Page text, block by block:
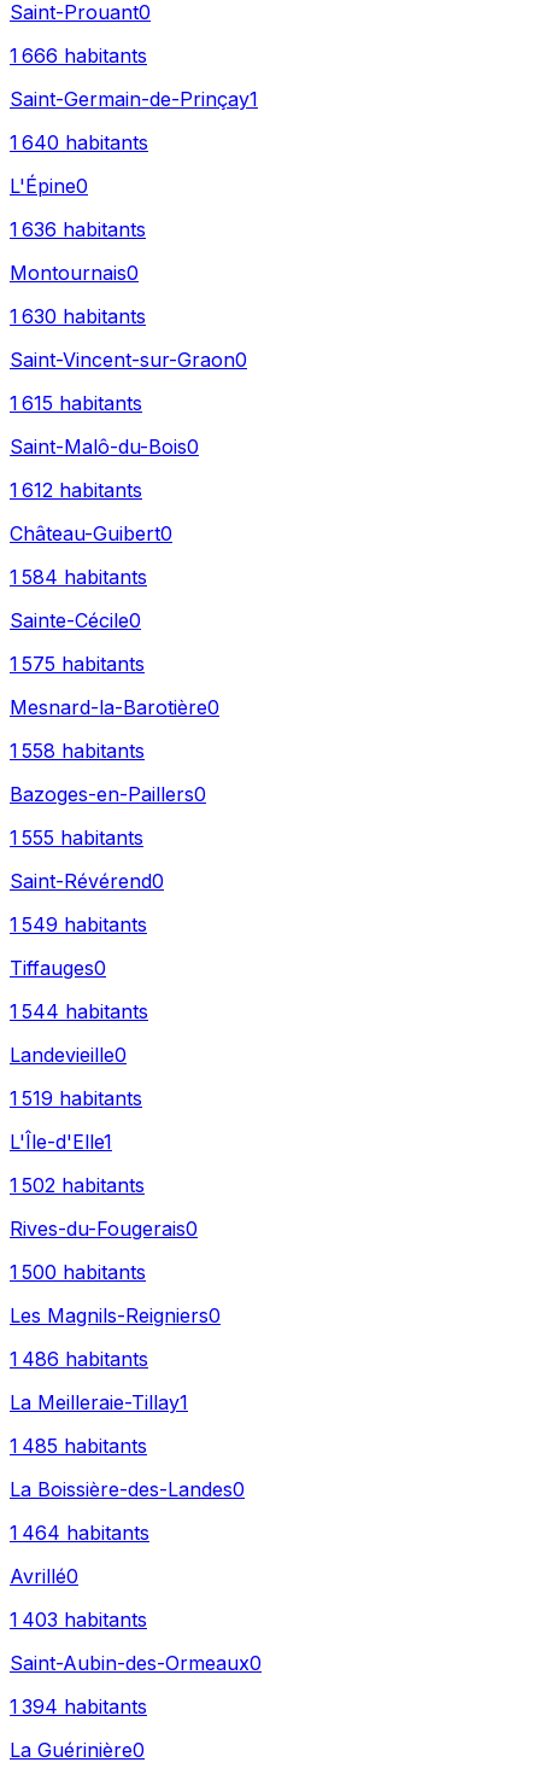
Saint-Prouant0
1 666 habitants
Saint-Germain-de-Prinçay1
1 640 habitants
L'Épine0
1 636 habitants
Montournais0
1 630 habitants
Saint-Vincent-sur-Graon0
1 615 habitants
Saint-Malô-du-Bois0
1 612 habitants
Château-Guibert0
1 584 habitants
Sainte-Cécile0
1 575 habitants
Mesnard-la-Barotière0
1 558 habitants
Bazoges-en-Paillers0
1 555 habitants
Saint-Révérend0
1 549 habitants
Tiffauges0
1 544 habitants
Landevieille0
1 519 habitants
L'Île-d'Elle1
1 502 habitants
Rives-du-Fougerais0
1 500 habitants
Les Magnils-Reigniers0
1 486 habitants
La Meilleraie-Tillay1
1 485 habitants
La Boissière-des-Landes0
1 464 habitants
Avrillé0
1 403 habitants
Saint-Aubin-des-Ormeaux0
1 394 habitants
La Guérinière0